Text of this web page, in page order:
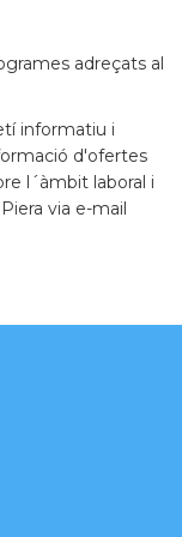
adreçats al
informatiu i
d'ofertes
l´àmbit laboral i
via e-mail